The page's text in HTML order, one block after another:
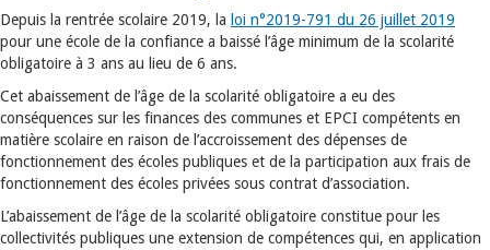
Depuis la rentrée scolaire 2019, la loi n°2019-791 du 26 juillet 2019
pour une école de la confiance a baissé l’âge minimum de la scolarité
obligatoire à 3 ans au lieu de 6 ans.
Cet abaissement de l’âge de la scolarité obligatoire a eu des
conséquences sur les finances des communes et EPCI compétents en
matière scolaire en raison de l’accroissement des dépenses de
fonctionnement des écoles publiques et de la participation aux frais de
fonctionnement des écoles privées sous contrat d’association.
L’abaissement de l’âge de la scolarité obligatoire constitue pour les
collectivités publiques une extension de compétences qui, en application